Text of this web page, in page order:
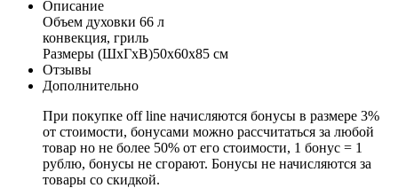
Описание
Объем духовки 66 л
конвекция, гриль
Размеры (ШхГхВ)50x60x85 см
Отзывы
Дополнительно
При покупке off line начисляются бонусы в размере 3%
от стоимости, бонусами можно рассчитаться за любой
товар но не более 50% от его стоимости, 1 бонус = 1
рублю, бонусы не сгорают. Бонусы не начисляются за
товары со скидкой.